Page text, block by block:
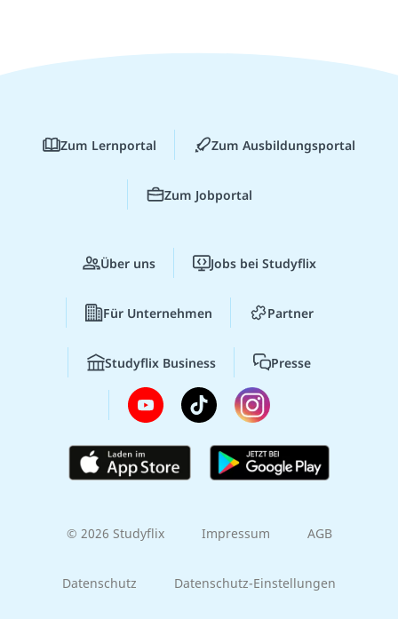
Zum Lernportal Zum Ausbildungsportal
Zum Jobportal
Über uns Jobs bei Studyflix
Für Unternehmen Partner
Studyflix Business Presse
© 2026 Studyflix Impressum AGB
Datenschutz Datenschutz-Einstellungen